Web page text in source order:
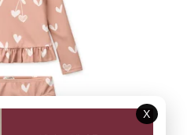
Abecedne
X